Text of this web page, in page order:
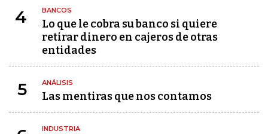
4 BANCOS
Lo que le cobra su banco si quiere
retirar dinero en cajeros de otras
entidades
5 ANÁLISIS
Las mentiras que nos contamos
INDUSTRIA